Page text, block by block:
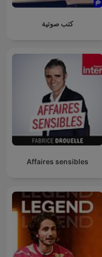
كتب صوتية
Affaires sensibles